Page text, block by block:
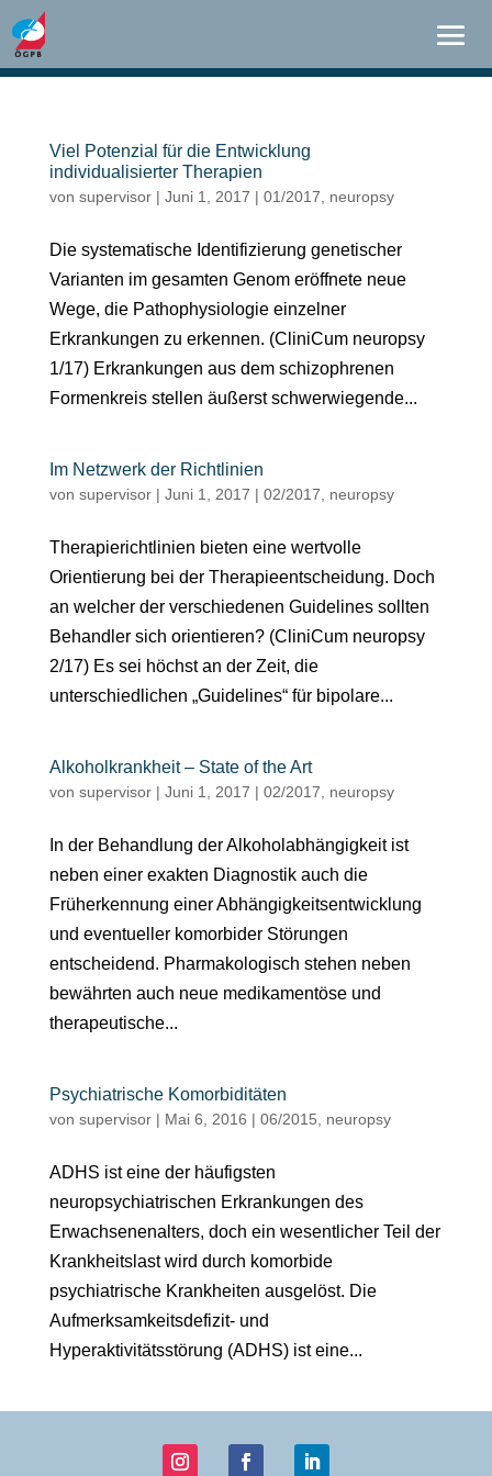
Viel Potenzial für die Entwicklung
individualisierter Therapien
von supervisor| Juni 1, 2017 | 01/2017 neuropsy
Die systematische Identifizierung genetischer
Varianten im gesamten Genom eröffnete neue
Wege, die Pathophysiologie einzelner
Erkrankungen zu erkennen. (CliniCum neuropsy
1/17) Erkrankungen aus dem schizophrenen
Formenkreis stellen äußerst schwerwiegende...
Im Netzwerk der Richtlinien
von supervisor| Juni 1, 2017 | 02/2017 neuropsy
Therapierichtlinien bieten eine wertvolle
Orientierung bei der Therapieentscheidung. Doch
an welcher der verschiedenen Guidelines sollten
Behandler sich orientieren? (CliniCum neuropsy
2/17) Es sei höchst an der Zeit, die
unterschiedlichen „Guidelines“ für bipolare...
Alkoholkrankheit – State of the Art
von supervisor| Juni 1, 2017 | 02/2017 neuropsy
In der Behandlung der Alkoholabhängigkeit ist
neben einer exakten Diagnostik auch die
Früherkennung einer Abhängigkeitsentwicklung
und eventueller komorbider Störungen
entscheidend. Pharmakologisch stehen neben
bewährten auch neue medikamentöse und
therapeutische...
Psychiatrische Komorbiditäten
von supervisor| Mai 6, 2016 | 06/2015 neuropsy
ADHS ist eine der häufigsten
neuropsychiatrischen Erkrankungen des
Erwachsenenalters, doch ein wesentlicher Teil der
Krankheitslast wird durch komorbide
psychiatrische Krankheiten ausgelöst. Die
Aufmerksamkeitsdefizit- und
Hyperaktivitätsstörung (ADHS) ist eine...